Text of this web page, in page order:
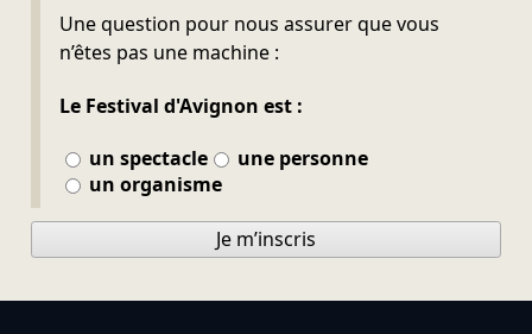
Une question pour nous assurer que vous
n’êtes pas une machine :
Le Festival d'Avignon est :
un spectacle
une personne
un organisme
Ne pas remplir
Je m’inscris